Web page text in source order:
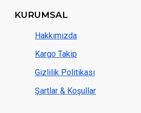
KURUMSAL
Hakkımızda
Kargo Takip
Gizlilik Politikası
Şartlar & Koşullar